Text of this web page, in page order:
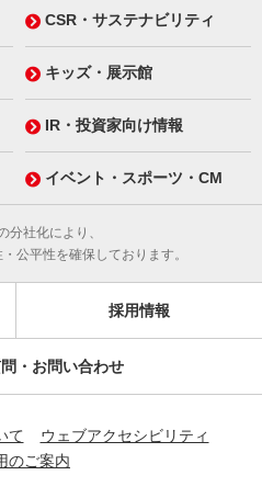
CSR・サステナビリティ
キッズ・展示館
IR・投資家向け情報
イベント・スポーツ・CM
分社化により、
公平性を確保しております。
採用情報
・お問い合わせ
て
ウェブアクセシビリティ
のご案内